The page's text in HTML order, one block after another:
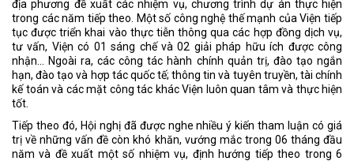
địa phương đề xuất các nhiệm vụ, chương trình dự án thực hiện
trong các năm tiếp theo. Một số công nghệ thế mạnh của Viện tiếp
tục được triển khai vào thực tiễn thông qua các hợp đồng dịch vụ,
tư vấn, Viện có 01 sáng chế và 02 giải pháp hữu ích được công
nhận... Ngoài ra, các công tác hành chính quản trị, đào tạo ngắn
hạn, đào tạo và hợp tác quốc tế; thông tin và tuyên truyền, tài chính
kế toán và các mặt công tác khác Viện luôn quan tâm và thực hiện
tốt.
Tiếp theo đó, Hội nghị đã được nghe nhiều ý kiến tham luận có giá
trị về những vấn đề còn khó khăn, vướng mắc trong 06 tháng đầu
năm và đề xuất một số nhiệm vụ, định hướng tiếp theo trong 6